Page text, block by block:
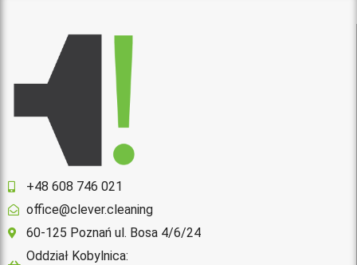
+48 608 746 021
office@clever.cleaning
60-125 Poznań ul. Bosa 4/6/24
Oddział Kobylnica: